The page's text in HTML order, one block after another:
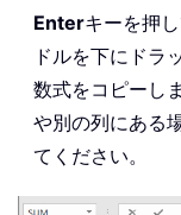
Enterキーを押
ドルを下にドラ
数式をコピーし
や別の列にある
てください。